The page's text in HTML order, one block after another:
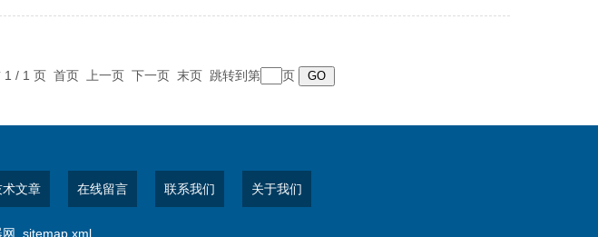
1 / 1 页 首页 上一页 下一页 末页 跳转到第 页
术文章 在线留言 联系我们 关于我们
sitemap.xml